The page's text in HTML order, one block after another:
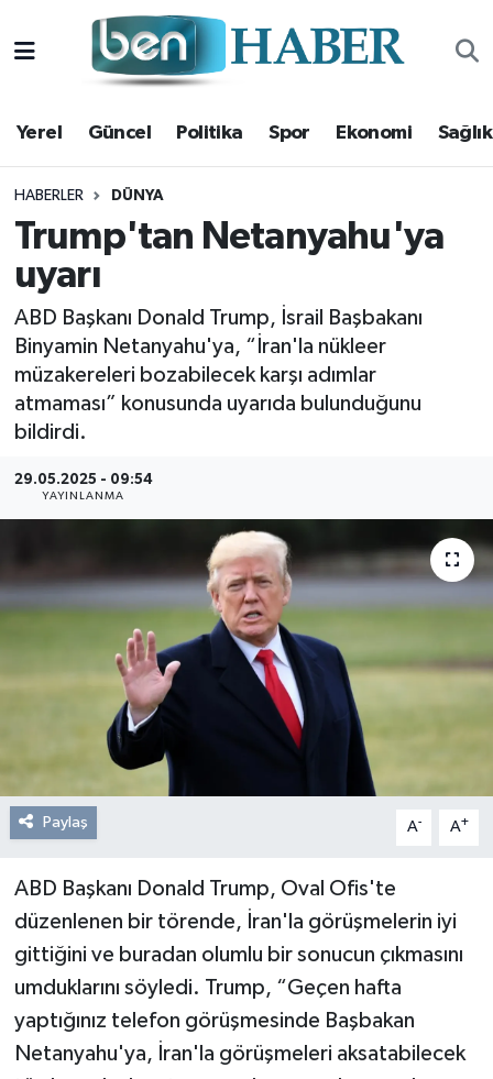
Yerel Güncel Politika Spor Ekonomi Sağlık
HABERLER DÜNYA
Trump'tan Netanyahu'ya
uyarı
ABD Başkanı Donald Trump, İsrail Başbakanı
Binyamin Netanyahu'ya, “İran'la nükleer
müzakereleri bozabilecek karşı adımlar
atmaması” konusunda uyarıda bulunduğunu
bildirdi.
29.05.2025 - 09:54
YAYINLANMA
Paylaş A- A+
ABD Başkanı Donald Trump, Oval Ofis'te
düzenlenen bir törende, İran'la görüşmelerin iyi
gittiğini ve buradan olumlu bir sonucun çıkmasını
umduklarını söyledi. Trump, “Geçen hafta
yaptığınız telefon görüşmesinde Başbakan
Netanyahu'ya, İran'la görüşmeleri aksatabilecek
Yerel
Güncel
Politika
Spor
Ekonomi
Sağlık
Magazin
Kültür Sanat
Röportajlar
Hava Durumu
Trafik Durumu
Süper Lig Puan Durumu ve Fikstür
Tüm Manşetler
Son Dakika Haberleri
Haber Arşivi